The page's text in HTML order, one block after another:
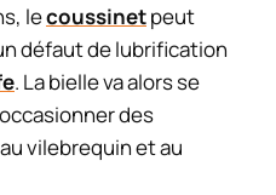
lecoussinetpeut
défaut de lubrification
. La bielle va alors se
des
vilebrequin et au